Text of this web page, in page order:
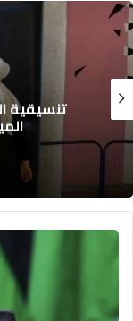
تنسيقية
الديمقراطيين
في
إصرار